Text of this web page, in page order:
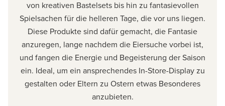
von kreativen Bastelsets bis hin zu fantasievollen
Spielsachen für die helleren Tage, die vor uns liegen.
Diese Produkte sind dafür gemacht, die Fantasie
anzuregen, lange nachdem die Eiersuche vorbei ist,
und fangen die Energie und Begeisterung der Saison
ein. Ideal, um ein ansprechendes In-Store-Display zu
gestalten oder Eltern zu Ostern etwas Besonderes
anzubieten.